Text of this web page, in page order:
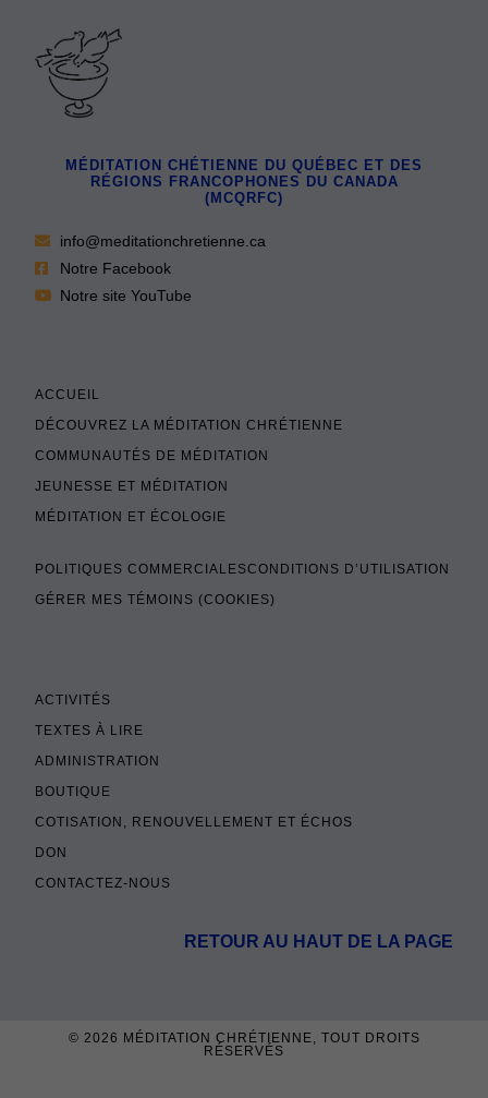
MÉDITATION CHÉTIENNE DU QUÉBEC ET DES
RÉGIONS FRANCOPHONES DU CANADA
(MCQRFC)
info@meditationchretienne.ca
Notre Facebook
Notre site YouTube
ACCUEIL
DÉCOUVREZ LA MÉDITATION CHRÉTIENNE
COMMUNAUTÉS DE MÉDITATION
JEUNESSE ET MÉDITATION
MÉDITATION ET ÉCOLOGIE
POLITIQUES COMMERCIALESCONDITIONS D’UTILISATION
GÉRER MES TÉMOINS (COOKIES)
ACTIVITÉS
TEXTES À LIRE
ADMINISTRATION
BOUTIQUE
COTISATION, RENOUVELLEMENT ET ÉCHOS
DON
CONTACTEZ-NOUS
RETOUR AU HAUT DE LA PAGE
© 2026 MÉDITATION CHRÉTIENNE, TOUT DROITS
RÉSERVÉS